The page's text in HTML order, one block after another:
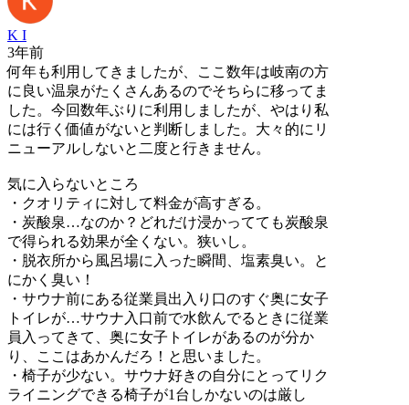
K I
3年前
何年も利用してきましたが、ここ数年は岐南の方
に良い温泉がたくさんあるのでそちらに移ってま
した。今回数年ぶりに利用しましたが、やはり私
には行く価値がないと判断しました。大々的にリ
ニューアルしないと二度と行きません。
気に入らないところ
・クオリティに対して料金が高すぎる。
・炭酸泉…なのか？どれだけ浸かってても炭酸泉
で得られる効果が全くない。狭いし。
・脱衣所から風呂場に入った瞬間、塩素臭い。と
にかく臭い！
・サウナ前にある従業員出入り口のすぐ奥に女子
トイレが…サウナ入口前で水飲んでるときに従業
員入ってきて、奥に女子トイレがあるのが分か
り、ここはあかんだろ！と思いました。
・椅子が少ない。サウナ好きの自分にとってリク
ライニングできる椅子が1台しかないのは厳し